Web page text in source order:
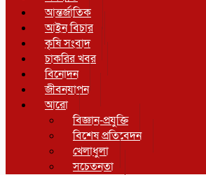
আন্তর্জাতিক
আইন বিচার
কৃষি সংবাদ
চাকরির খবর
বিনোদন
জীবনযাপন
আরো
বিজ্ঞান-প্রযুক্তি
বিশেষ প্রতিবেদন
খেলাধুলা
সচেতনতা